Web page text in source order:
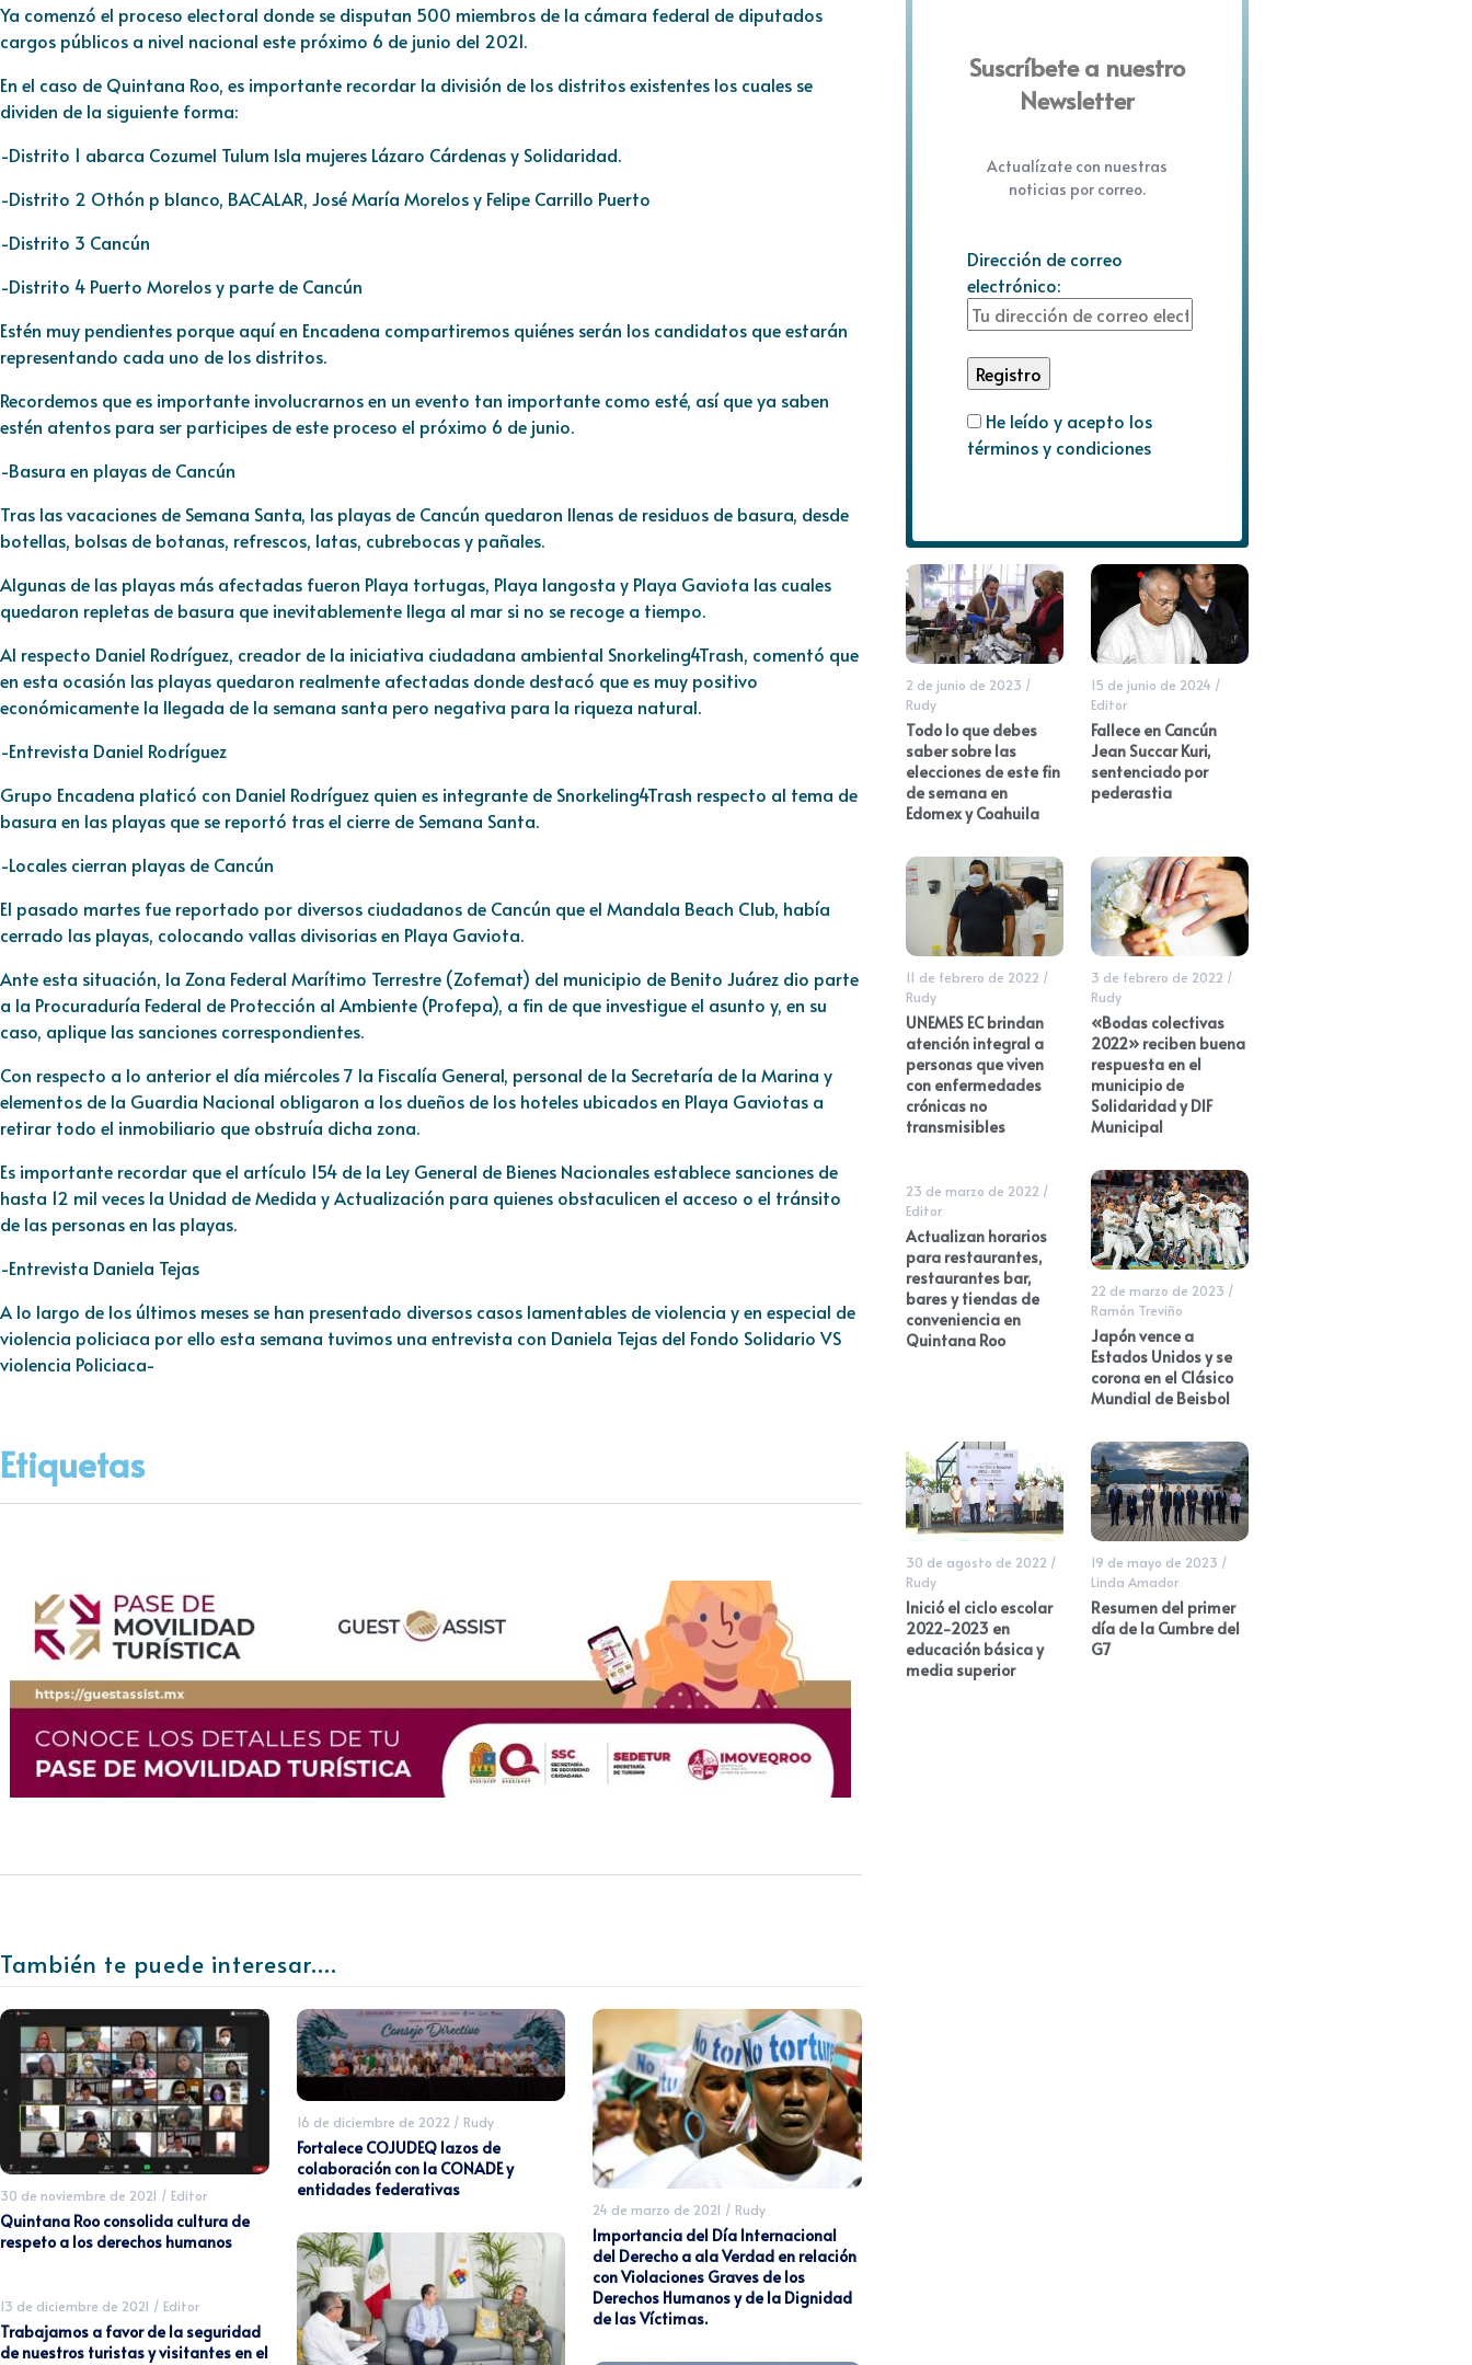
Ya comenzó el proceso electoral donde se disputan 500 miembros de la cámara federal de diputados
cargos públicos a nivel nacional este próximo 6 de junio del 2021.
En el caso de Quintana Roo, es importante recordar la división de los distritos existentes los cuales se
dividen de la siguiente forma:
-Distrito 1 abarca Cozumel Tulum Isla mujeres Lázaro Cárdenas y Solidaridad.
-Distrito 2 Othón p blanco, BACALAR, José María Morelos y Felipe Carrillo Puerto
-Distrito 3 Cancún
-Distrito 4 Puerto Morelos y parte de Cancún
Estén muy pendientes porque aquí en Encadena compartiremos quiénes serán los candidatos que estarán
representando cada uno de los distritos.
Recordemos que es importante involucrarnos en un evento tan importante como esté, así que ya saben
estén atentos para ser participes de este proceso el próximo 6 de junio.
-Basura en playas de Cancún
Tras las vacaciones de Semana Santa, las playas de Cancún quedaron llenas de residuos de basura, desde
botellas, bolsas de botanas, refrescos, latas, cubrebocas y pañales.
Algunas de las playas más afectadas fueron Playa tortugas, Playa langosta y Playa Gaviota las cuales
quedaron repletas de basura que inevitablemente llega al mar si no se recoge a tiempo.
Al respecto Daniel Rodríguez, creador de la iniciativa ciudadana ambiental Snorkeling4Trash, comentó que
en esta ocasión las playas quedaron realmente afectadas donde destacó que es muy positivo
económicamente la llegada de la semana santa pero negativa para la riqueza natural.
-Entrevista Daniel Rodríguez
Grupo Encadena platicó con Daniel Rodríguez quien es integrante de Snorkeling4Trash respecto al tema de
basura en las playas que se reportó tras el cierre de Semana Santa.
-Locales cierran playas de Cancún
El pasado martes fue reportado por diversos ciudadanos de Cancún que el Mandala Beach Club, había
cerrado las playas, colocando vallas divisorias en Playa Gaviota.
Ante esta situación, la Zona Federal Marítimo Terrestre (Zofemat) del municipio de Benito Juárez dio parte
a la Procuraduría Federal de Protección al Ambiente (Profepa), a fin de que investigue el asunto y, en su
caso, aplique las sanciones correspondientes.
Con respecto a lo anterior el día miércoles 7 la Fiscalía General, personal de la Secretaría de la Marina y
elementos de la Guardia Nacional obligaron a los dueños de los hoteles ubicados en Playa Gaviotas a
retirar todo el inmobiliario que obstruía dicha zona.
Es importante recordar que el artículo 154 de la Ley General de Bienes Nacionales establece sanciones de
hasta 12 mil veces la Unidad de Medida y Actualización para quienes obstaculicen el acceso o el tránsito
de las personas en las playas.
-Entrevista Daniela Tejas
A lo largo de los últimos meses se han presentado diversos casos lamentables de violencia y en especial de
violencia policiaca por ello esta semana tuvimos una entrevista con Daniela Tejas del Fondo Solidario VS
violencia Policiaca-
Etiquetas
También te puede interesar....
30 de noviembre de 2021 / Editor
Quintana Roo consolida cultura de
respeto a los derechos humanos
13 de diciembre de 2021 / Editor
Trabajamos a favor de la seguridad
de nuestros turistas y visitantes en el
16 de diciembre de 2022 / Rudy
Fortalece COJUDEQ lazos de
colaboración con la CONADE y
entidades federativas
24 de marzo de 2021 / Rudy
Importancia del Día Internacional
del Derecho a ala Verdad en relación
con Violaciones Graves de los
Derechos Humanos y de la Dignidad
de las Víctimas.
Suscríbete a nuestro
Newsletter
Actualízate con nuestras
noticias por correo.
Dirección de correo
electrónico:
He leído y acepto los
términos y condiciones
2 de junio de 2023 /
Rudy
Todo lo que debes
saber sobre las
elecciones de este fin
de semana en
Edomex y Coahuila
15 de junio de 2024 /
Editor
Fallece en Cancún
Jean Succar Kuri,
sentenciado por
pederastia
11 de febrero de 2022 /
Rudy
UNEMES EC brindan
atención integral a
personas que viven
con enfermedades
crónicas no
transmisibles
3 de febrero de 2022 /
Rudy
«Bodas colectivas
2022» reciben buena
respuesta en el
municipio de
Solidaridad y DIF
Municipal
23 de marzo de 2022 /
Editor
Actualizan horarios
para restaurantes,
restaurantes bar,
bares y tiendas de
conveniencia en
Quintana Roo
22 de marzo de 2023 /
Ramón Treviño
Japón vence a
Estados Unidos y se
corona en el Clásico
Mundial de Beisbol
30 de agosto de 2022 /
Rudy
Inició el ciclo escolar
2022-2023 en
educación básica y
media superior
19 de mayo de 2023 /
Linda Amador
Resumen del primer
día de la Cumbre del
G7